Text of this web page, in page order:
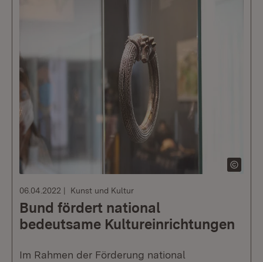
06.04.2022 Kunst und Kultur
Bund fördert national
bedeutsame Kultureinrichtungen
Im Rahmen der Förderung national